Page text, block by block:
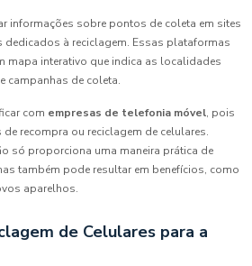
informações sobre pontos de coleta em sites
à reciclagem. Essas plataformas
mapa interativo que indica as localidades
campanhas de coleta.
com empresas de telefonia móvel, pois
recompra ou reciclagem de celulares.
só proporciona uma maneira prática de
também pode resultar em benefícios, como
aparelhos.
de Celulares para a